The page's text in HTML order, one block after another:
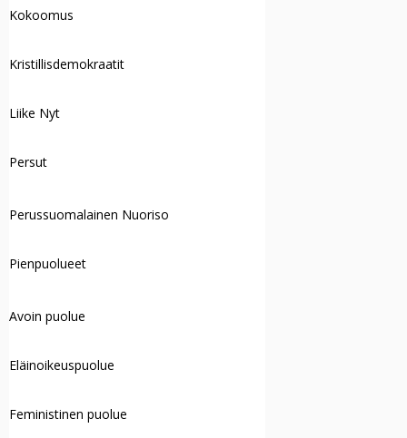
Kokoomus
Kristillisdemokraatit
Liike Nyt
Persut
Perussuomalainen Nuoriso
Pienpuolueet
Avoin puolue
Eläinoikeuspuolue
Feministinen puolue